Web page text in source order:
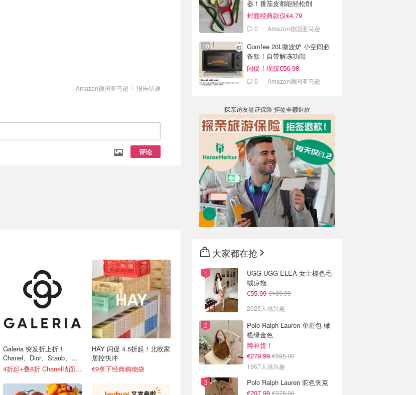
报告错误
Amazon德国亚马逊
评论
Galeria 突发折上折！
Chanel、Dior、Staub、黑
绷带
4折起+叠8折 Chanel洁面罕见€43
HAY 闪促 4.5折起！北欧家
居控快冲
€9拿下经典购物袋
器！番茄皮都能轻松削
封面经典款仅€4.79
0 Amazon德国亚马逊
Comfee 20L微波炉 小空间必
备款！自带解冻功能
闪促！现仅€56.98
0 Amazon德国亚马逊
探亲访友签证保险 拒签全额退款
大家都在抢
UGG UGG ELEA 女士棕色毛
绒凉拖
€55.99 €139.99
2025人感兴趣
Polo Ralph Lauren 单肩包 橄
榄绿金色
蹲补货！
€279.99 €595.00
1967人感兴趣
Polo Ralph Lauren 驼色夹克
€207.99 €375.00